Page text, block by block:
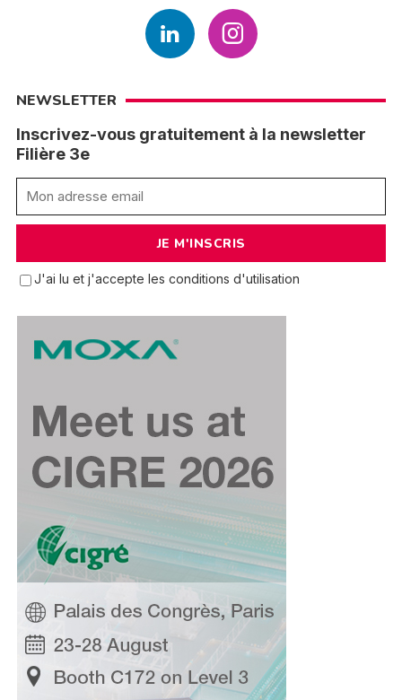
NEWSLETTER
Inscrivez-vous gratuitement à la newsletter
Filière 3e
J'ai lu et j'accepte les conditions d'utilisation